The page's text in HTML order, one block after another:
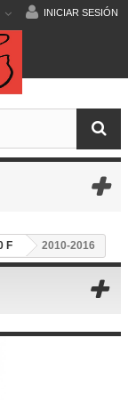
INICIAR SESIÓN
F 2010-2016